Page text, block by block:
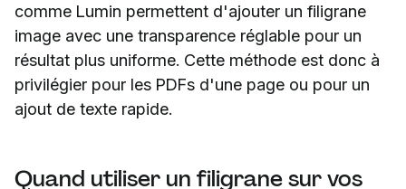
comme Lumin permettent d'ajouter un filigrane
image avec une transparence réglable pour un
résultat plus uniforme. Cette méthode est donc à
privilégier pour les PDFs d'une page ou pour un
ajout de texte rapide.
Quand utiliser un filigrane sur vos